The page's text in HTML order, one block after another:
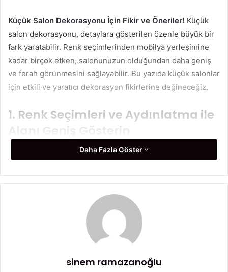
Küçük Salon Dekorasyonu İçin Fikir ve Öneriler! Küçük
salon dekorasyonu, detaylara gösterilen özenle büyük bir
fark yaratabilir. Renk seçimlerinden mobilya yerleşimine
kadar birçok etken, salonunuzun olduğundan daha geniş
ve ferah görünmesini sağlayabilir. Bu yazıda küçük salonlar
için etkili ve yaratıcı dekorasyon fikirlerine değineceğiz.
1. Renk Seçimleri ve Aydınlatma ile
Alanı Geniş Gösterin
Küçük bir salonun daha büyük ve aydınlık görünmesini
tercih etmektir. Beyaz, krem, açık gri gibi nötr tonlar; alanın
duvarlarda pastel tonlarında soft mavi, açık yeşil gibi huzur
veren renkler de tercih edebilirsiniz.
Aydınlatma da bu noktada oldukça önemli bir rol oynar. Tek
bir büyük avize yerine, farklı noktalarda kullanılan spot
lambalar ya da aplikler kullanarak ortamı dengeli bir
Daha Fazla Göster
sinem ramazanoğlu